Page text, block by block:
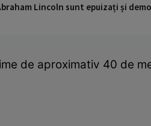
Lincoln sunt epuizați și
de aproximativ 40 de